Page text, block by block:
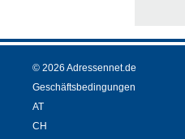
© 2026 Adressennet.de
Geschäftsbedingungen
AT
CH